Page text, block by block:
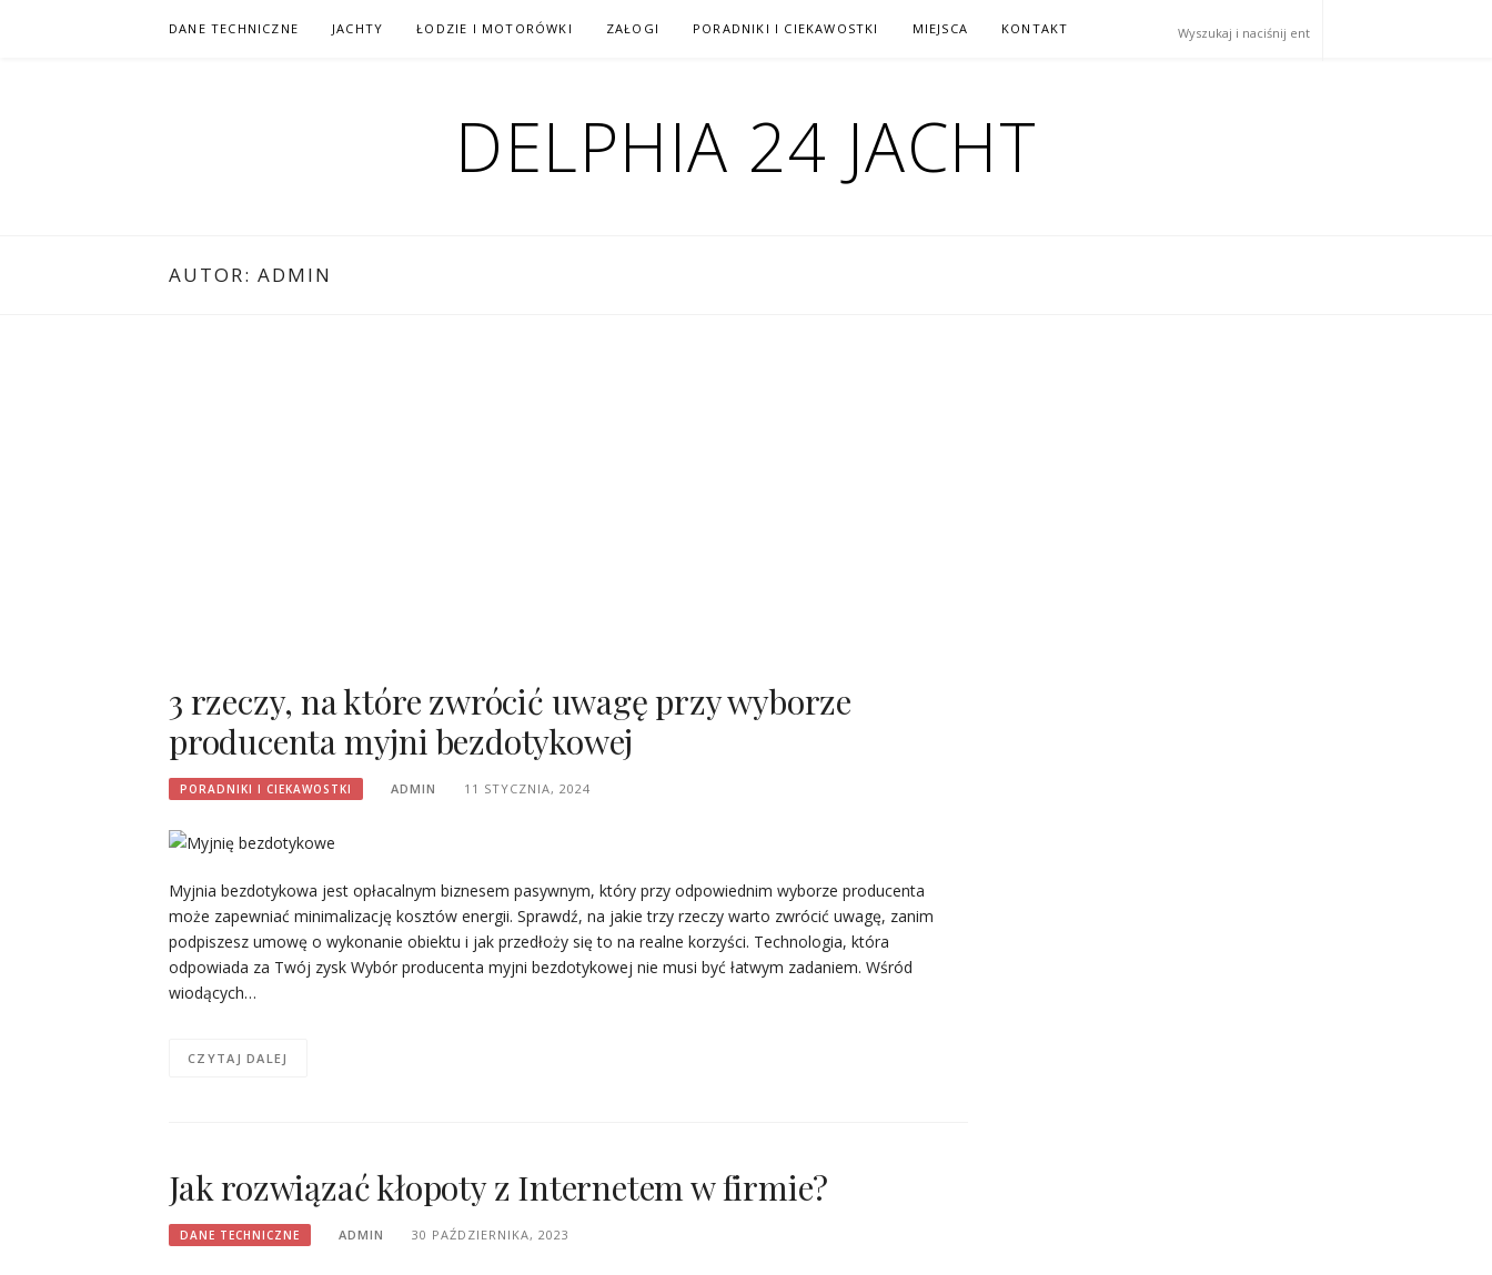
DANE TECHNICZNE JACHTY ŁODZIE I MOTORÓWKI ZAŁOGI PORADNIKI I CIEKAWOSTKI MIEJSCA KONTAKT
DELPHIA 24 JACHT
AUTOR: ADMIN
3 rzeczy, na które zwrócić uwagę przy wyborze
producenta myjni bezdotykowej
PORADNIKI I CIEKAWOSTKI ADMIN 11 STYCZNIA, 2024
Myjnia bezdotykowa jest opłacalnym biznesem pasywnym, który przy odpowiednim wyborze producenta
może zapewniać minimalizację kosztów energii. Sprawdź, na jakie trzy rzeczy warto zwrócić uwagę, zanim
podpiszesz umowę o wykonanie obiektu i jak przedłoży się to na realne korzyści. Technologia, która
odpowiada za Twój zysk Wybór producenta myjni bezdotykowej nie musi być łatwym zadaniem. Wśród
wiodących…
CZYTAJ DALEJ
Jak rozwiązać kłopoty z Internetem w firmie?
DANE TECHNICZNE ADMIN 30 PAŹDZIERNIKA, 2023